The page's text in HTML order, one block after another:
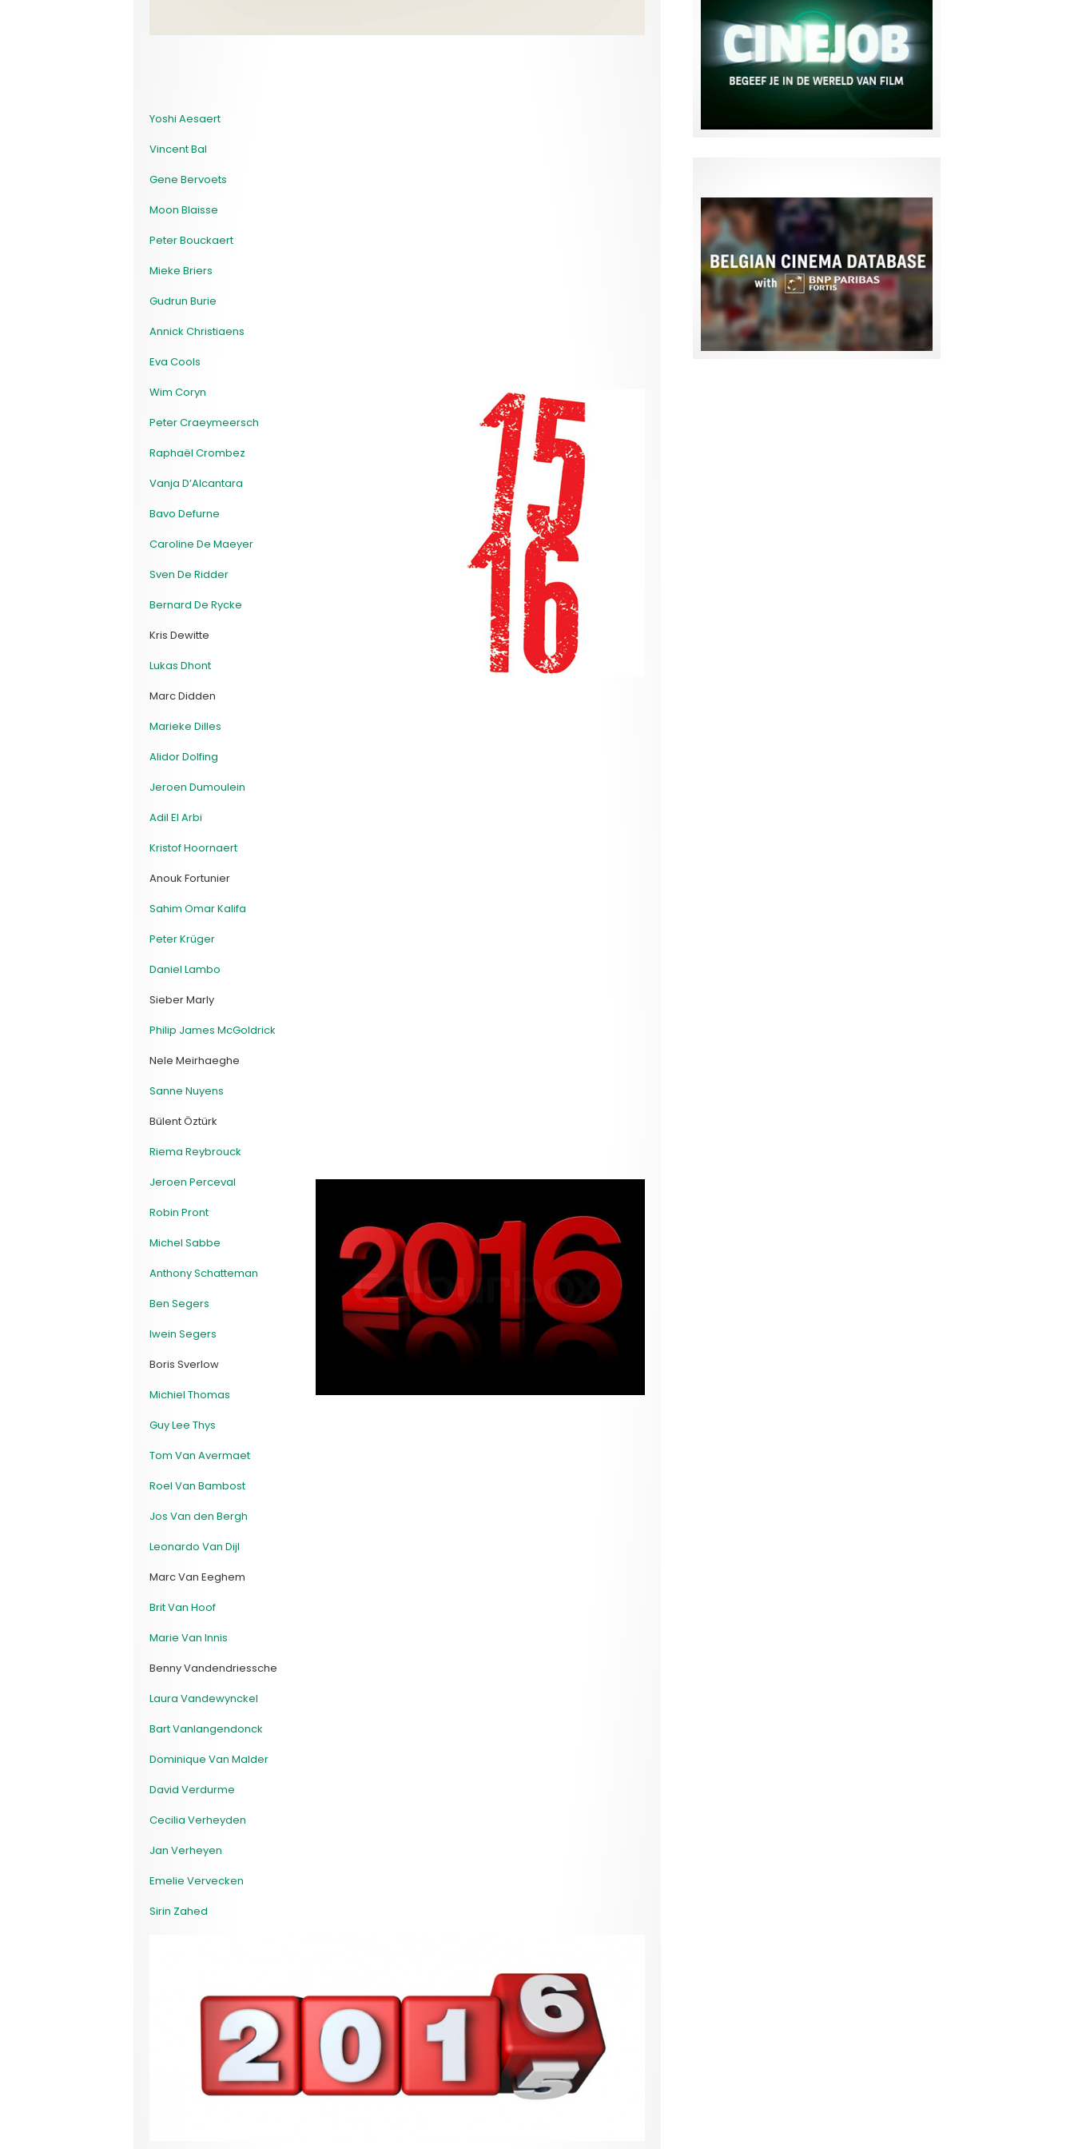
Yoshi Aesaert
Vincent Bal
Gene Bervoets
Moon Blaisse
Peter Bouckaert
Mieke Briers
Gudrun Burie
Annick Christiaens
Eva Cools
Wim Coryn
Peter Craeymeersch
Raphaël Crombez
Vanja D’Alcantara
Bavo Defurne
Caroline De Maeyer
Sven De Ridder
Bernard De Rycke
Kris Dewitte
Lukas Dhont
Marc Didden
Marieke Dilles
Alidor Dolfing
Jeroen Dumoulein
Adil El Arbi
Kristof Hoornaert
Anouk Fortunier
Sahim Omar Kalifa
Peter Krüger
Daniel Lambo
Sieber Marly
Philip James McGoldrick
Nele Meirhaeghe
Sanne Nuyens
Bülent Öztürk
Riema Reybrouck
Jeroen Perceval
Robin Pront
Michel Sabbe
Anthony Schatteman
Ben Segers
Iwein Segers
Boris Sverlow
Michiel Thomas
Guy Lee Thys
Tom Van Avermaet
Roel Van Bambost
Jos Van den Bergh
Leonardo Van Dijl
Marc Van Eeghem
Brit Van Hoof
Marie Van Innis
Benny Vandendriessche
Laura Vandewynckel
Bart Vanlangendonck
Dominique Van Malder
David Verdurme
Cecilia Verheyden
Jan Verheyen
Emelie Vervecken
Sirin Zahed